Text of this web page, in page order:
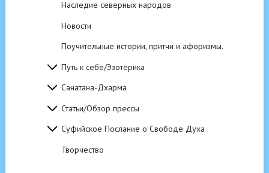
Наследие северных народов
Новости
Поучительные истории, притчи и афоризмы.
Путь к себе/Эзотерика
Санатана-Дхарма
Статьи/Обзор прессы
Суфийское Послание о Свободе Духа
Творчество